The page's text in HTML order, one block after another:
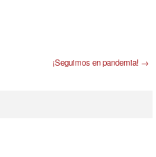
¡Seguimos en pandemia! →